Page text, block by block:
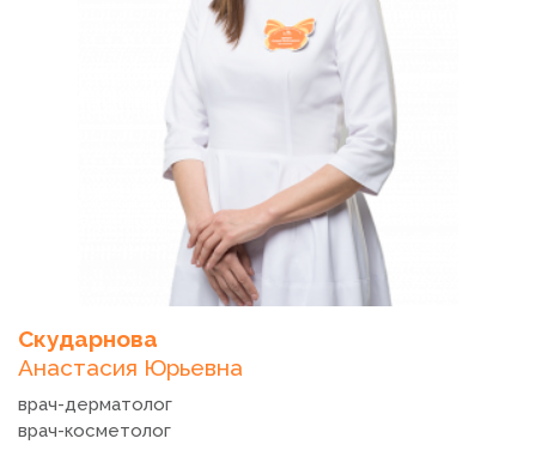
Электроэпиляция. Дополнительное время. Бикини. 1
Скударнова
Анастасия Юрьевна
врач-дерматолог
врач-косметолог